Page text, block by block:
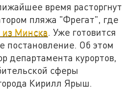
время расторгнут
пляжа "Фрегат", где
из Минска. Уже готовится
постановление. Об этом
департамента курортов,
сферы
Кирилл Ярыш.